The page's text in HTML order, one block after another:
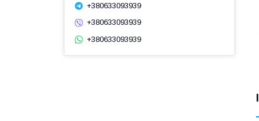
+380633093939
+380633093939
+380633093939